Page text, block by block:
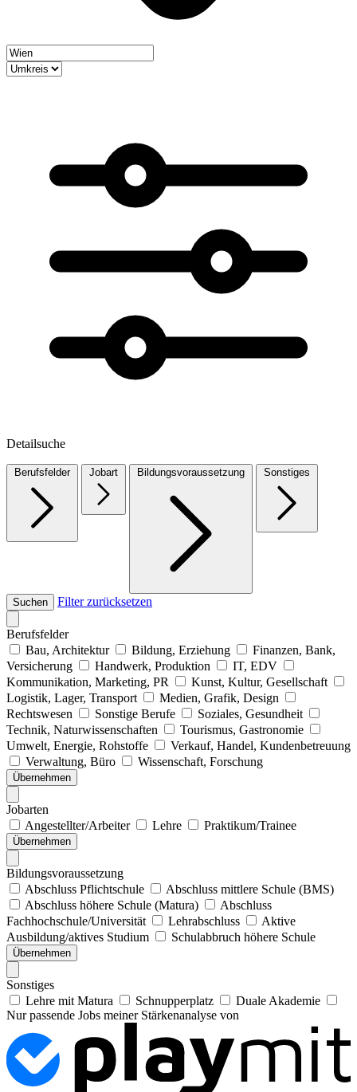
Detailsuche
Berufsfelder Jobart Bildungsvoraussetzung Sonstiges
Suchen Filter zurücksetzen
Berufsfelder
Bau, Architektur
Bildung, Erziehung
Finanzen, Bank,
Versicherung
Handwerk, Produktion
IT, EDV
Kommunikation, Marketing, PR
Kunst, Kultur, Gesellschaft
Logistik, Lager, Transport
Medien, Grafik, Design
Rechtswesen
Sonstige Berufe
Soziales, Gesundheit
Technik, Naturwissenschaften
Tourismus, Gastronomie
Umwelt, Energie, Rohstoffe
Verkauf, Handel, Kundenbetreuung
Verwaltung, Büro
Wissenschaft, Forschung
Übernehmen
Jobarten
Angestellter/Arbeiter
Lehre Praktikum/Trainee
Übernehmen
Bildungsvoraussetzung
Abschluss Pflichtschule
Abschluss mittlere Schule (BMS)
Abschluss höhere Schule (Matura)
Abschluss
Fachhochschule/Universität
Lehrabschluss
Aktive
Ausbildung/aktives Studium
Schulabbruch höhere Schule
Übernehmen
Sonstiges
Lehre mit Matura
Schnupperplatz
Duale Akademie
Nur passende Jobs meiner Stärkenanalyse von